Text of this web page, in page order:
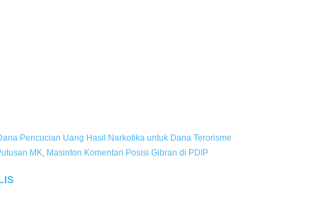
Pencucian Uang Hasil Narkotika untuk Dana Terorisme
MK, Masinton Komentari Posisi Gibran di PDIP